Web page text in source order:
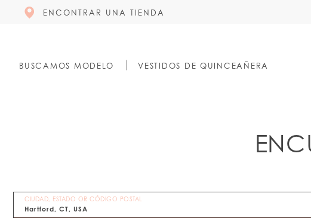
ENCONTRAR UNA TIENDA
BUSCAMOS MODELO VESTIDOS DE QUINCEAÑERA
CIUDAD, ESTADO OR CÓDIGO POSTAL